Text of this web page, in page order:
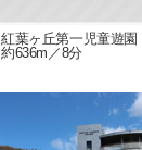
紅葉ヶ丘第一児童遊園
約636m／8分